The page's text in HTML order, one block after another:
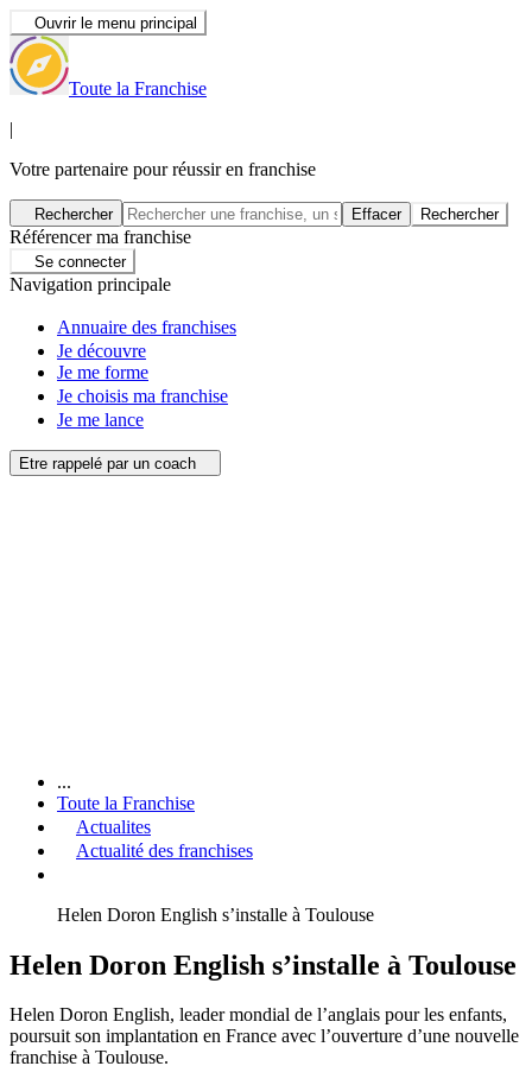
Ouvrir le menu principal
Toute la Franchise
|
Votre partenaire pour réussir en franchise
Rechercher Effacer Rechercher
Référencer ma franchise
Se connecter
Navigation principale
Annuaire des franchises
Je découvre
Je me forme
Je choisis ma franchise
Je me lance
Etre rappelé par un coach
...
Toute la Franchise
Actualites
Actualité des franchises
Helen Doron English s’installe à Toulouse
Helen Doron English s’installe à Toulouse
Helen Doron English, leader mondial de l’anglais pour les enfants,
poursuit son implantation en France avec l’ouverture d’une nouvelle
franchise à Toulouse.